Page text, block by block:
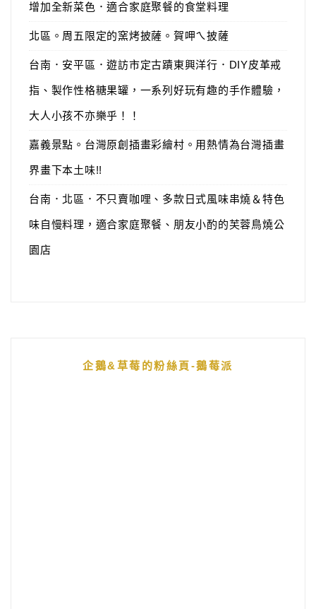
增加全新菜色．適合家庭聚餐的食堂料理
北區。周五限定的窯烤披薩。賀呷ㄟ披薩
台南．安平區．遊訪市定古蹟東興洋行．DIY皮革戒
指、製作性格糖果罐，一系列好玩有趣的手作體驗，
大人小孩不亦樂乎！！
嘉義景點。台灣原創插畫彩繪村。用熱情為台灣插畫
界畫下本土味!!
台南．北區．不只賣咖哩、多款日式風味串燒＆特色
味自慢料理，適合家庭聚餐、朋友小酌的芙蓉鳥燒公
園店
企鵝&草莓的粉絲頁-鵝莓派